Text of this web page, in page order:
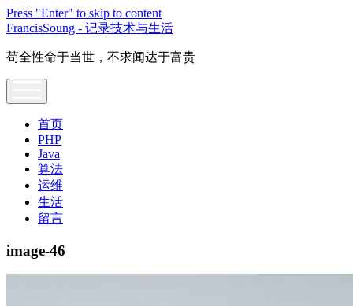
Press "Enter" to skip to content
FrancisSoung - 记录技术与生活
苟全性命于当世，不求闻达于富贵
首页
PHP
Java
算法
运维
生活
留言
image-46